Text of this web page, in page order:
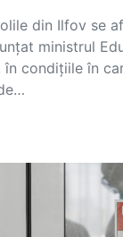
din Ilfov se
ministrul
în condițiile în